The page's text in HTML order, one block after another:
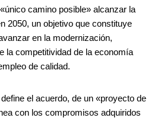
camino posible» alcanzar la
2050, un objetivo que constituye
en la modernización,
la competitividad de la economía
de calidad.
el acuerdo, de un «proyecto de
con los compromisos adquiridos